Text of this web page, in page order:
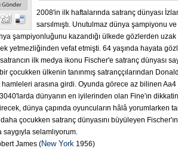
2008'in ilk haftalarında satranç dünyası
sarsılmıştı. Unutulmaz dünya şampiyonu
şampiyonluğunu kazandığı ülkede gözlerden
yetmezliğinden vefat etmişti. 64 yaşında hayata
ilk medya ikonu Fischer'e satranç dünyası
çocukken ülkenin tanınmış satranççılarından
arasına girdi. Oyunda görece az bilinen
dünyanın en iyilerinden olan Fine'ın
dünya çapında oyuncuların hâlâ yorumlarken
çocukken satranç dünyasını büyüleyen
selamlıyorum.
James (New York 1956)